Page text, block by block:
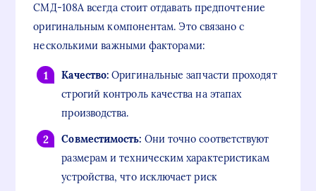
СМД-108А всегда стоит отдавать предпочтение
оригинальным компонентам. Это связано с
несколькими важными факторами:
Качество: Оригинальные запчасти проходят
строгий контроль качества на этапах
производства.
Совместимость: Они точно соответствуют
размерам и техническим характеристикам
устройства, что исключает риск